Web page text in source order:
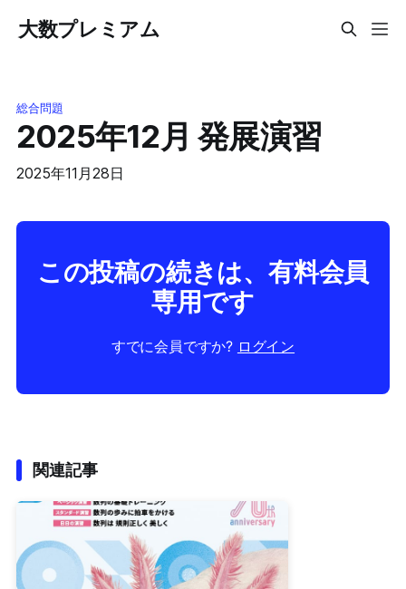
大数プレミアム
総合問題
2025年12月 発展演習
2025年11月28日
この投稿の続きは、有料会員
専用です
すでに会員ですか? ログイン
関連記事